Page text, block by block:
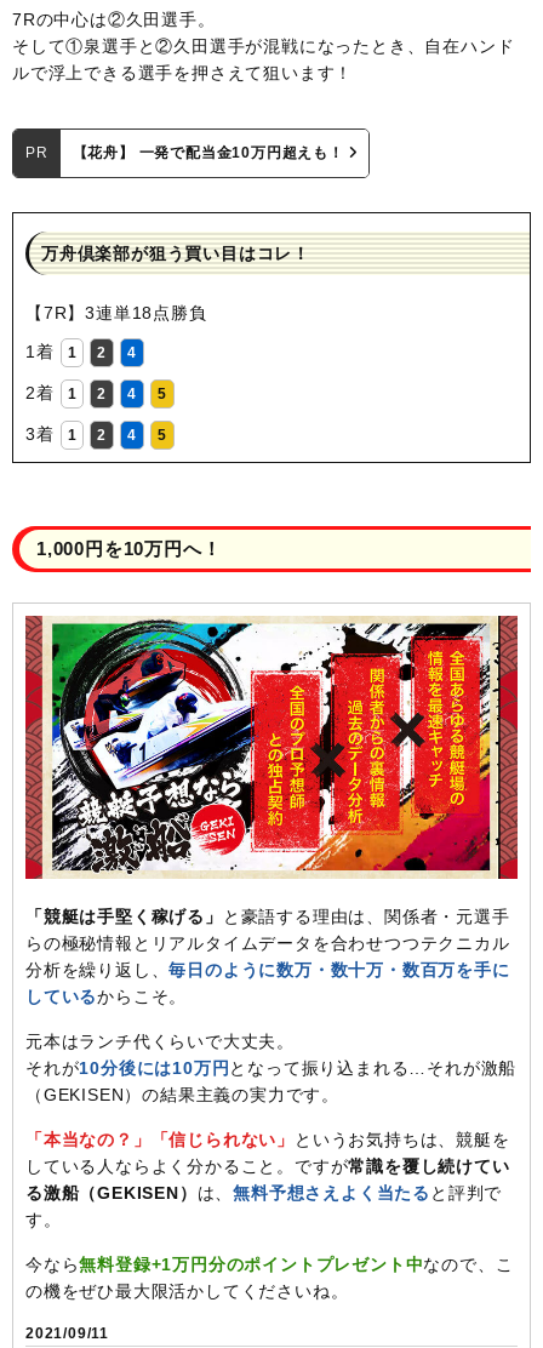
7Rの中心は②久田選手。
そして①泉選手と②久田選手が混戦になったとき、自在ハンド
ルで浮上できる選手を押さえて狙います！
PR 【花舟】 一発で配当金10万円超えも！
万舟倶楽部が狙う買い目はコレ！
【7R】3連単18点勝負
1着
1 2 4
2着 1 2 4 5
3着 1 2 4 5
1,000円を10万円へ！
「競艇は手堅く稼げる」
と豪語する理由は、関係者・元選手
らの極秘情報とリアルタイムデータを合わせつつテクニカル
分析を繰り返し、毎日のように数万・数十万・数百万を手に
しているからこそ。
元本はランチ代くらいで大丈夫。
それが10分後には10万円となって振り込まれる…それが激船
（GEKISEN）の結果主義の実力です。
「本当なの？」「信じられない」
というお気持ちは、競艇を
している人ならよく分かること。ですが常識を覆し続けてい
る激船（GEKISEN） は、無料予想さえよく当たる と評判で
す。
今なら無料登録+1万円分のポイントプレゼント中なので、こ
の機をぜひ最大限活かしてくださいね。
2021/09/11